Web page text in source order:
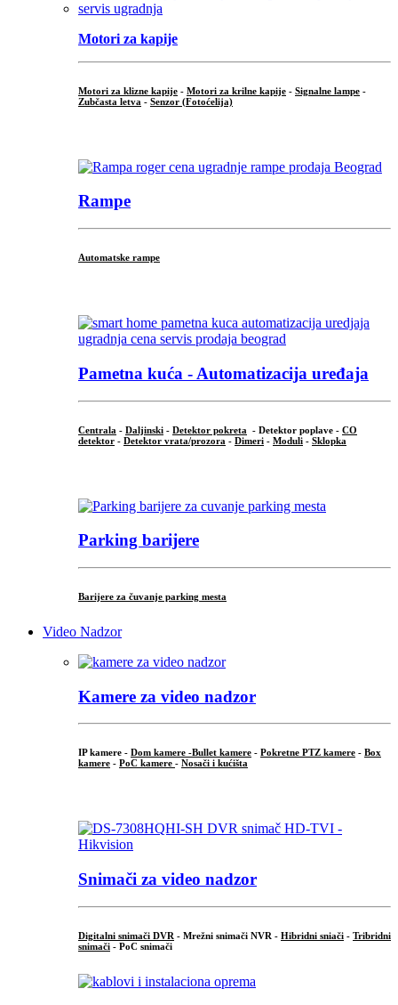
Motori za kapije
Motori za klizne kapije - Motori za krilne kapije - Signalne lampe -
Zubčasta letva - Senzor (Fotoćelija)
Rampe
Automatske rampe
Pametna kuća - Automatizacija uređaja
Centrala - Daljinski - Detektor pokreta - Detektor poplave - CO
detektor - Detektor vrata/prozora - Dimeri - Moduli - Sklopka
Parking barijere
Barijere za čuvanje parking mesta
Video Nadzor
Kamere za video nadzor
IP kamere - Dom kamere -Bullet kamere - Pokretne PTZ kamere - Box
kamere - PoC kamere - Nosači i kućišta
Snimači za video nadzor
Digitalni snimači DVR - Mrežni snimači NVR - Hibridni sniači - Tribridni
snimači - PoC snimači